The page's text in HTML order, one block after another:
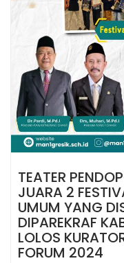
TEATER
JUARA 2
UMUM YANG
DIPAREKRAF
LOLOS
FORUM 2024